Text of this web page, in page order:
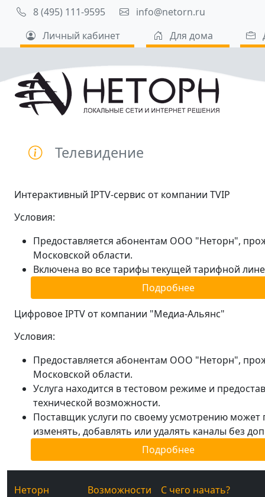
8 (495) 111-9595
info@netorn.ru
Личный кабинет
Для дома
Телевидение
Интерактивный IPTV-сервис от компании TVIP
Условия:
Предоставляется абонентам ООО "Неторн",
Московской области.
Включена во все тарифы текущей тарифной
Подробнее
Цифровое IPTV от компании "Медиа-Альянс"
Условия:
Предоставляется абонентам ООО "Неторн",
Московской области.
Услуга находится в тестовом режиме и
технической возможности.
Поставщик услуги по своему усмотрению может
изменять, добавлять или удалять каналы без
Подробнее
Неторн
Возможности
С чего начать?